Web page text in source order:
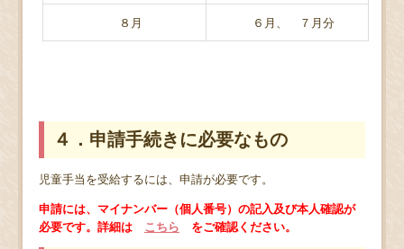
８月 ６月、 ７月分
４．申請手続きに必要なもの
児童手当を受給するには、申請が必要です。
申請には、マイナンバー（個人番号）の記入及び本人確認が
必要です。詳細は こちら をご確認ください。